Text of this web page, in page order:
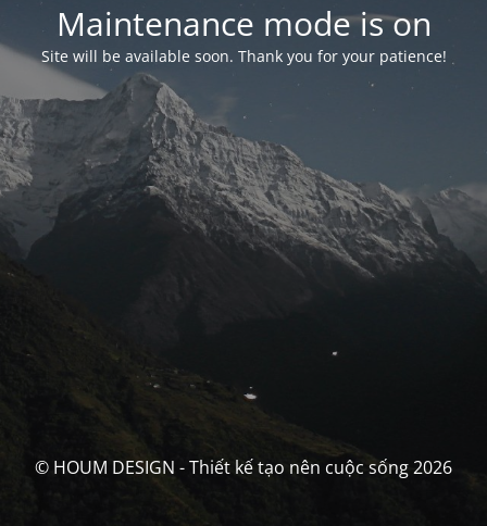
Maintenance mode is on
Site will be available soon. Thank you for your patience!
© HOUM DESIGN - Thiết kế tạo nên cuộc sống 2026